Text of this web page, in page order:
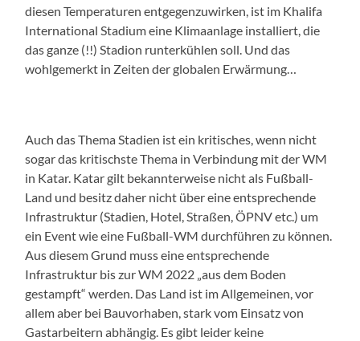
diesen Temperaturen entgegenzuwirken, ist im Khalifa
International Stadium eine Klimaanlage installiert, die
das ganze (!!) Stadion runterkühlen soll. Und das
wohlgemerkt in Zeiten der globalen Erwärmung…
Auch das Thema Stadien ist ein kritisches, wenn nicht
sogar das kritischste Thema in Verbindung mit der WM
in Katar. Katar gilt bekannterweise nicht als Fußball-
Land und besitz daher nicht über eine entsprechende
Infrastruktur (Stadien, Hotel, Straßen, ÖPNV etc.) um
ein Event wie eine Fußball-WM durchführen zu können.
Aus diesem Grund muss eine entsprechende
Infrastruktur bis zur WM 2022 „aus dem Boden
gestampft“ werden. Das Land ist im Allgemeinen, vor
allem aber bei Bauvorhaben, stark vom Einsatz von
Gastarbeitern abhängig. Es gibt leider keine